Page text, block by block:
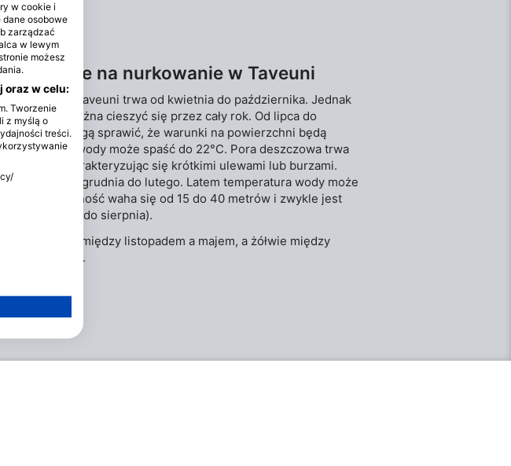
miesiące na nurkowanie w Taveuni
nurkowy na Taveuni trwa od kwietnia do października. Jednak
w Taveuni można cieszyć się przez cały rok. Od lipca do
wiatry mogą sprawić, że warunki na powierzchni będą
temperatura wody może spaść do 22°C. Pora deszczowa trwa
kwietnia, charakteryzując się krótkimi ulewami lub burzami.
pada od grudnia do lutego. Latem temperatura wody może
30°C. Widoczność waha się od 15 do 40 metrów i zwykle jest
(od czerwca do sierpnia).
widywane między listopadem a majem, a żółwie między
a kwietniem.
w cookie i
osobowe
zarządzać
w lewym
możesz
oraz w celu:
Tworzenie
z myślą o
treści.